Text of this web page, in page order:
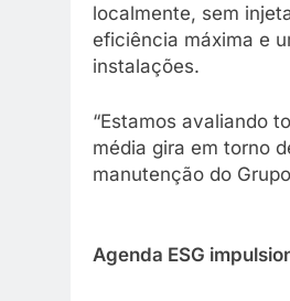
localmente, sem
eficiência máxima e
instalações.
“Estamos avaliando
média gira em torno
manutenção do
Agenda ESG